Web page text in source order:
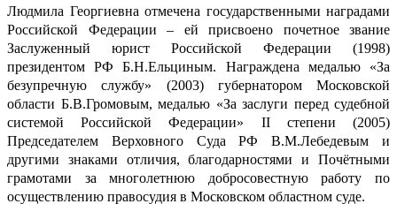
Людмила Георгиевна отмечена государственными наградами
Российской Федерации – ей присвоено почетное звание
Заслуженный юрист Российской Федерации (1998)
президентом РФ Б.Н.Ельциным. Награждена медалью «За
безупречную службу» (2003) губернатором Московской
области Б.В.Громовым, медалью «За заслуги перед судебной
системой Российской Федерации» II степени (2005)
Председателем Верховного Суда РФ В.М.Лебедевым и
другими знаками отличия, благодарностями и Почётными
грамотами за многолетнюю добросовестную работу по
осуществлению правосудия в Московском областном суде.